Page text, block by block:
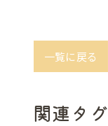
一覧に戻る
関連タグ